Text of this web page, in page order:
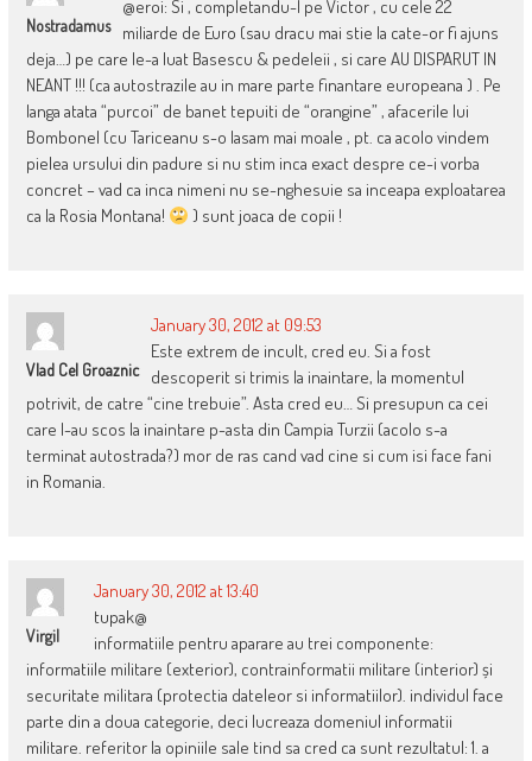
Nostradamus
@eroi: Si , completandu-l pe Victor , cu cele 22
miliarde de Euro (sau dracu mai stie la cate-or fi ajuns
deja…) pe care le-a luat Basescu & pedeleii , si care AU DISPARUT IN
NEANT !!! (ca autostrazile au in mare parte finantare europeana ) . Pe
langa atata “purcoi” de banet tepuiti de “orangine” , afacerile lui
Bombonel (cu Tariceanu s-o lasam mai moale , pt. ca acolo vindem
pielea ursului din padure si nu stim inca exact despre ce-i vorba
concret – vad ca inca nimeni nu se-nghesuie sa inceapa exploatarea
ca la Rosia Montana!
) sunt joaca de copii !
Vlad Cel Groaznic
January 30, 2012 at 09:53
Este extrem de incult, cred eu. Si a fost
descoperit si trimis la inaintare, la momentul
potrivit, de catre “cine trebuie”. Asta cred eu… Si presupun ca cei
care l-au scos la inaintare p-asta din Campia Turzii (acolo s-a
terminat autostrada?) mor de ras cand vad cine si cum isi face fani
in Romania.
Virgil
January 30, 2012 at 13:40
tupak@
informatiile pentru aparare au trei componente:
informatiile militare (exterior), contrainformatii militare (interior) și
securitate militara (protectia dateleor si informatiilor). individul face
parte din a doua categorie, deci lucreaza domeniul informatii
militare. referitor la opiniile sale tind sa cred ca sunt rezultatul: 1. a